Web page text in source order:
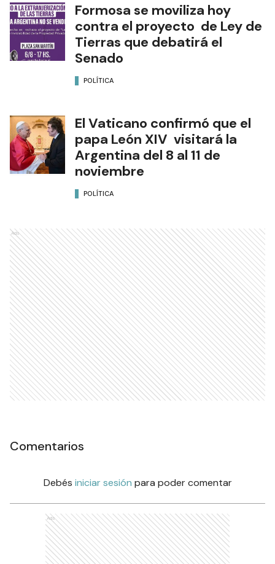
Formosa se moviliza hoy
contra el proyecto de Ley de
Tierras que debatirá el
Senado
POLÍTICA
El Vaticano confirmó que el
papa León XIV visitará la
Argentina del 8 al 11 de
noviembre
POLÍTICA
Ads
Comentarios
Debés iniciar sesión para poder comentar
Ads